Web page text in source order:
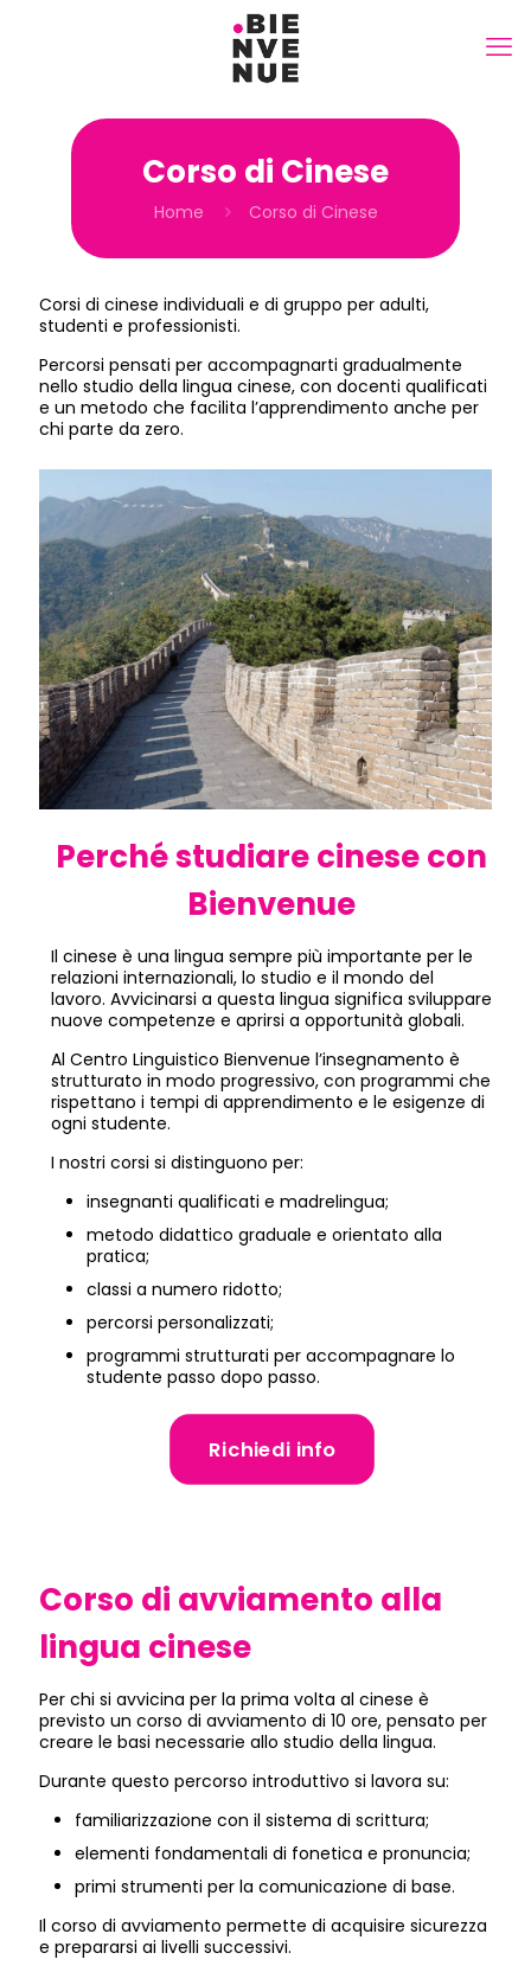
Corso di Cinese
Home Corso di Cinese
Corsi di cinese individuali e di gruppo per adulti,
studenti e professionisti.
Percorsi pensati per accompagnarti gradualmente
nello studio della lingua cinese, con docenti qualificati
e un metodo che facilita l’apprendimento anche per
chi parte da zero.
Perché studiare cinese con
Bienvenue
Il cinese è una lingua sempre più importante per le
relazioni internazionali, lo studio e il mondo del
lavoro. Avvicinarsi a questa lingua significa sviluppare
nuove competenze e aprirsi a opportunità globali.
Al Centro Linguistico Bienvenue l’insegnamento è
strutturato in modo progressivo, con programmi che
rispettano i tempi di apprendimento e le esigenze di
ogni studente.
I nostri corsi si distinguono per:
insegnanti qualificati e madrelingua;
metodo didattico graduale e orientato alla
pratica;
classi a numero ridotto;
percorsi personalizzati;
programmi strutturati per accompagnare lo
studente passo dopo passo.
Richiedi info
Corso di avviamento alla
lingua cinese
Per chi si avvicina per la prima volta al cinese è
previsto un corso di avviamento di 10 ore, pensato per
creare le basi necessarie allo studio della lingua.
Durante questo percorso introduttivo si lavora su:
familiarizzazione con il sistema di scrittura;
elementi fondamentali di fonetica e pronuncia;
primi strumenti per la comunicazione di base.
Il corso di avviamento permette di acquisire sicurezza
e prepararsi ai livelli successivi.